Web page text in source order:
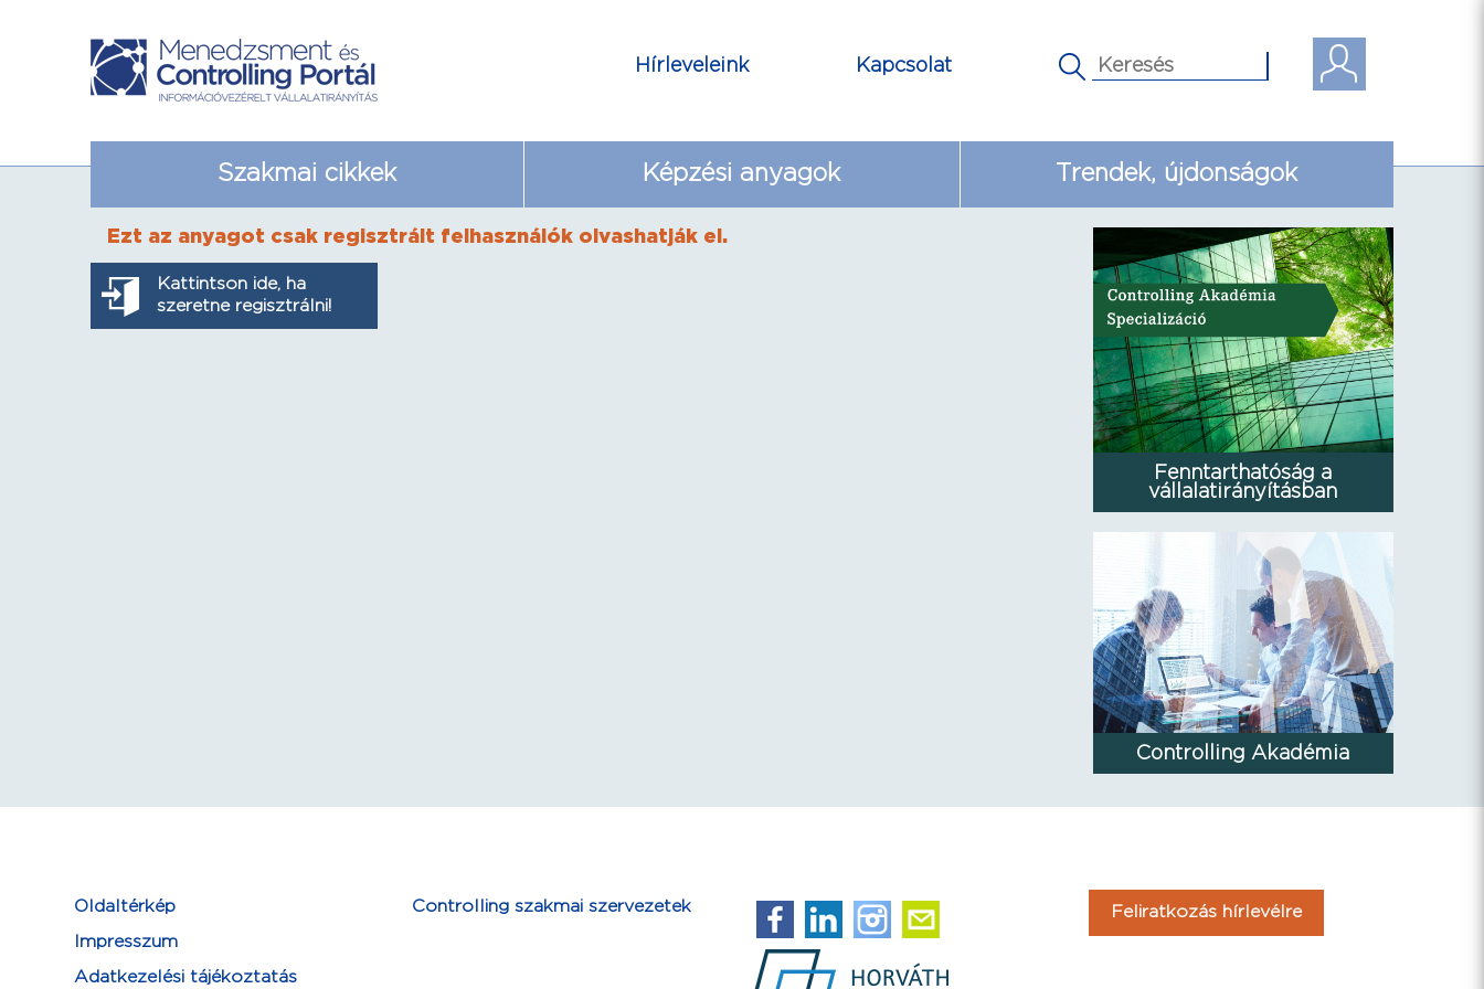
Kapcsolat
Hírleveleink
Szakmai cikkek Képzési anyagok Trendek, újdonságok
Ezt az anyagot csak regisztrált felhasználók olvashatják el.
Kattintson ide, ha
szeretne regisztrálni!
Fenntarthatóság a
vállalatirányításban
Controlling Akadémia
Oldaltérkép
Impresszum
Adatkezelési tájékoztatás
Controlling szakmai szervezetek Feliratkozás hírlevélre